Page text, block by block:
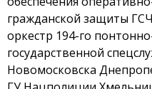
гражданской защиты
оркестр 194-го
государственной
Новомосковска